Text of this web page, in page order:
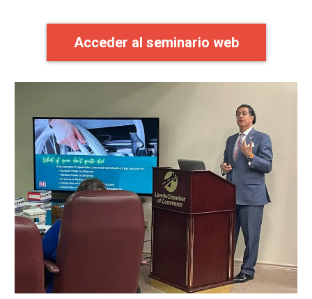
Acceder al seminario web